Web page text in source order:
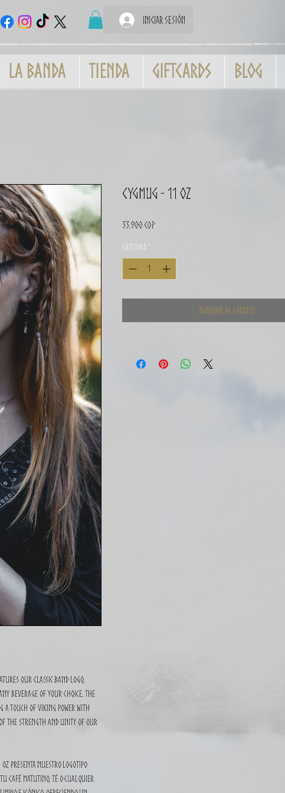
Iniciar sesión
La banda Tienda GiftCards Blog
our classic band logo,
beverage of your choice. The
a touch of Viking power with
of the strength and unity of our
oz presenta nuestro logotipo
café matutino, té o cualquier
CygMUG - 11 oz
33.900 COP
Cantidad *
Agregar al carrito